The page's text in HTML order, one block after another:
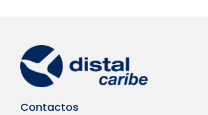
Contactos